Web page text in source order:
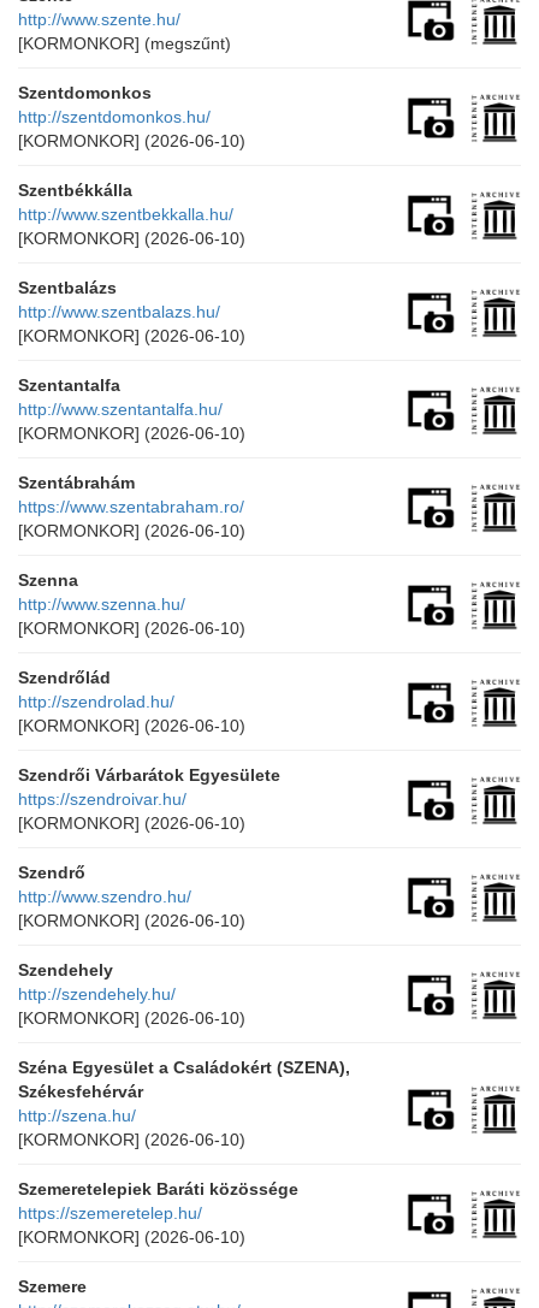
http://www.szente.hu/
[KORMONKOR] (megszűnt)
Szentdomonkos
http://szentdomonkos.hu/
[KORMONKOR] (2026-06-10)
Szentbékkálla
http://www.szentbekkalla.hu/
[KORMONKOR] (2026-06-10)
Szentbalázs
http://www.szentbalazs.hu/
[KORMONKOR] (2026-06-10)
Szentantalfa
http://www.szentantalfa.hu/
[KORMONKOR] (2026-06-10)
Szentábrahám
https://www.szentabraham.ro/
[KORMONKOR] (2026-06-10)
Szenna
http://www.szenna.hu/
[KORMONKOR] (2026-06-10)
Szendrőlád
http://szendrolad.hu/
[KORMONKOR] (2026-06-10)
Szendrői Várbarátok Egyesülete
https://szendroivar.hu/
[KORMONKOR] (2026-06-10)
Szendrő
http://www.szendro.hu/
[KORMONKOR] (2026-06-10)
Szendehely
http://szendehely.hu/
[KORMONKOR] (2026-06-10)
Széna Egyesület a Családokért (SZENA),
Székesfehérvár
http://szena.hu/
[KORMONKOR] (2026-06-10)
Szemeretelepiek Baráti közössége
https://szemeretelep.hu/
[KORMONKOR] (2026-06-10)
Szemere